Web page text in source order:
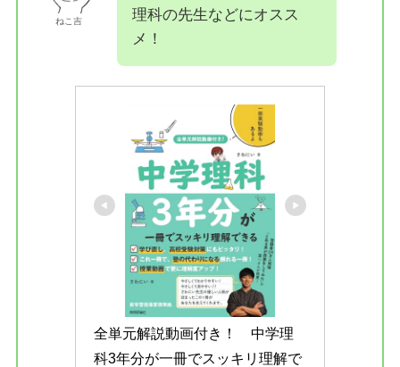
ねこ吉
理科の先生などにオスス
メ！
全単元解説動画付き！　中学理
科3年分が一冊でスッキリ理解で